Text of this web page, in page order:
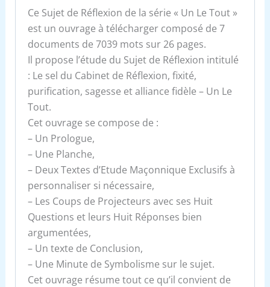
Ce Sujet de Réflexion de la série « Un Le Tout »
est un ouvrage à télécharger composé de 7
documents de 7039 mots sur 26 pages.
Il propose l’étude du Sujet de Réflexion intitulé
: Le sel du Cabinet de Réflexion, fixité,
purification, sagesse et alliance fidèle – Un Le
Tout.
Cet ouvrage se compose de :
– Un Prologue,
– Une Planche,
– Deux Textes d’Etude Maçonnique Exclusifs à
personnaliser si nécessaire,
– Les Coups de Projecteurs avec ses Huit
Questions et leurs Huit Réponses bien
argumentées,
– Un texte de Conclusion,
– Une Minute de Symbolisme sur le sujet.
Cet ouvrage résume tout ce qu’il convient de